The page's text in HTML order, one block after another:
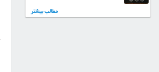
مطالب بیشتر